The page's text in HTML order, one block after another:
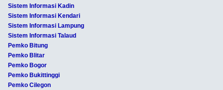
Sistem Informasi Kadin
Sistem Informasi Kendari
Sistem Informasi Lampung
Sistem Informasi Talaud
Pemko Bitung
Pemko Blitar
Pemko Bogor
Pemko Bukittinggi
Pemko Cilegon